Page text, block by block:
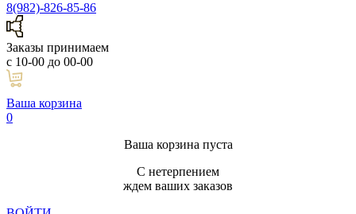
8(982)-826-85-86
Заказы принимаем
с 10-00 до 00-00
Ваша корзина
0
Ваша корзина пуста
С нетерпением
ждем ваших заказов